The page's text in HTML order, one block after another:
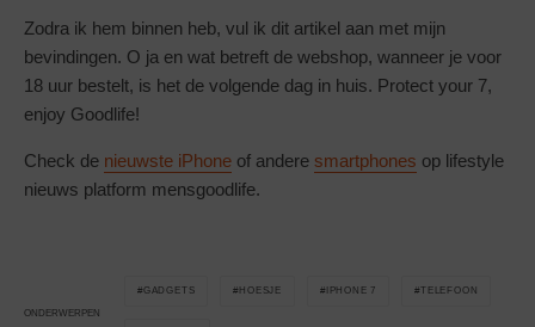
Zodra ik hem binnen heb, vul ik dit artikel aan met mijn
bevindingen. O ja en wat betreft de webshop, wanneer je voor
18 uur bestelt, is het de volgende dag in huis. Protect your 7,
enjoy Goodlife!
Check de nieuwste iPhone of andere smartphones op lifestyle
nieuws platform mensgoodlife.
ONDERWERPEN
GADGETS HOESJE IPHONE 7 TELEFOON